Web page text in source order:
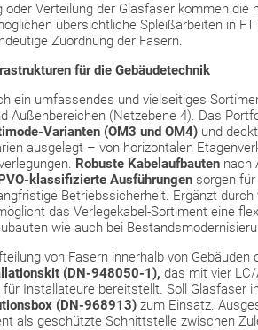
oder Verteilung der Glasfaser kommen die
übersichtliche Spleißarbeiten in
Zuordnung der Fasern.
für die Gebäudetechnik
ein umfassendes und vielseitiges
Außenbereichen (Netzebene 4). Das
Varianten (OM3 und OM4) und
ausgelegt – von horizontalen
Robuste Kabelaufbauten nach
klassifizierte Ausführungen sorgen
Betriebssicherheit. Ergänzt
das Verlegekabel-Sortiment eine
wie auch bei
von Fasern innerhalb von
(DN-948050-1), das mit vier
Installateure bereitstellt. Soll Glasfaser
(DN-968913) zum Einsatz.
als geschützte Schnittstelle zwischen